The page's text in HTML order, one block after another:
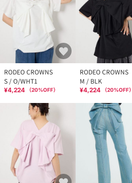
RODEO CROWNS
S / O/WHT1
¥4,224 （20%OFF）
RODEO CROWNS
M / BLK
¥4,224 （20%OFF）